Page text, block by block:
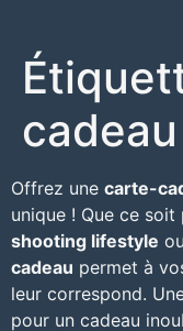
cadeau
Offrez une carte-
unique ! Que ce soit
shooting lifestyle
cadeau permet à
leur correspond.
pour un cadeau